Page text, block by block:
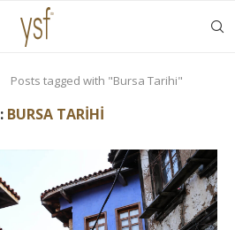
Posts tagged with "Bursa Tarihi"
BURSA TARIHI